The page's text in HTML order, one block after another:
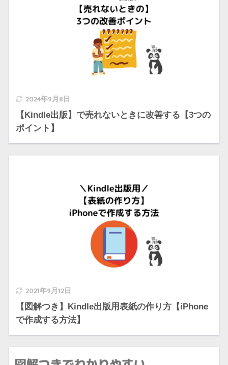
2024年9月8日
【Kindle出版】で売れないときに改善する【3つの
ポイント】
2021年9月12日
【図解つき】Kindle出版用表紙の作り方【iPhone
で作成する方法】